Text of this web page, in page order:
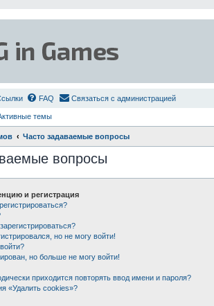
FAQ Связаться с администрацией
темы
Часто задаваемые вопросы
вопросы
и регистрация
но не могу войти!
но больше не могу войти!
приходится повторять ввод имени и пароля?
«Удалить cookies»?